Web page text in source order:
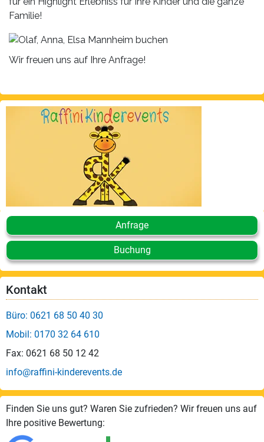
Familie!
Wir freuen uns auf Ihre Anfrage!
Anfrage
Buchung
Kontakt
Büro: 0621 68 50 40 30
Mobil: 0170 32 64 610
Fax: 0621 68 50 12 42
info@raffini-kinderevents.de
Finden Sie uns gut? Waren Sie zufrieden? Wir freuen uns auf
Ihre positive Bewertung: